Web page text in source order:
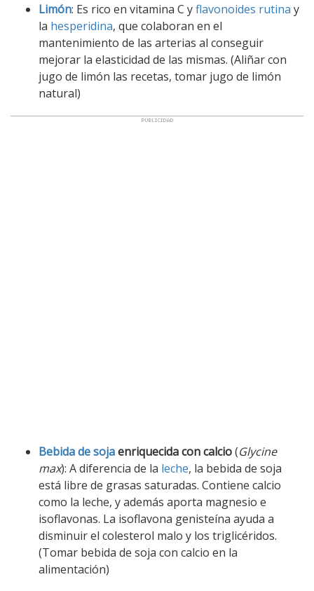
Limón: Es rico en vitamina C yflavonoides rutina y
la hesperidina, que colaboran en el
mantenimiento de las arterias al conseguir
mejorar la elasticidad de las mismas. (Aliñar con
jugo de limón las recetas, tomar jugo de limón
natural)
Bebida de sojaenriquecida con calcio(Glycine
max): A diferencia de la leche, la bebida de soja
está libre de grasas saturadas. Contiene calcio
como la leche, y además aporta magnesio e
isoflavonas. La isoflavona genisteína ayuda a
disminuir el colesterol malo y los triglicéridos.
(Tomar bebida de soja con calcio en la
alimentación)